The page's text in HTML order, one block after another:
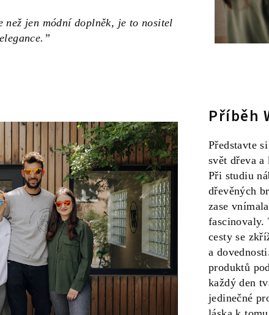
než jen módní doplněk, je to nositel
Příběh
Představte
svět dřeva
Při studiu
dřevěných
zase
fascinovaly.
cesty se
a
produktů
každý den
jedinečné